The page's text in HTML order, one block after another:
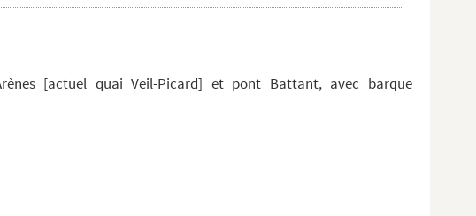
[actuel quai Veil-Picard] et pont Battant, avec barque